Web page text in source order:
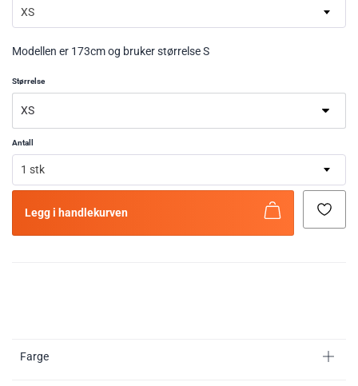
XS
Modellen er 173cm og bruker størrelse S
Størrelse
Antall
1 stk
Legg i handlekurven
Farge